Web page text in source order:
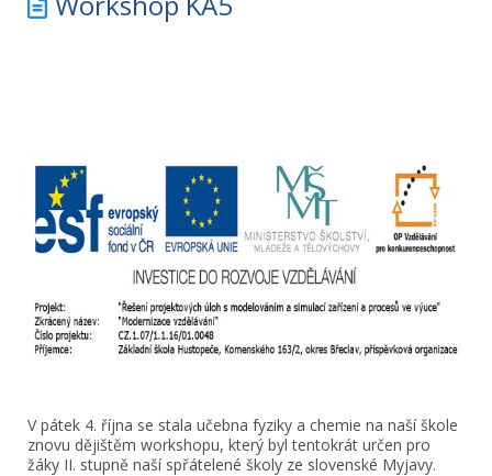
V pátek 4. října se stala učebna fyziky a chemie na naší škole
znovu dějištěm workshopu, který byl tentokrát určen pro
žáky II. stupně naší spřátelené školy ze slovenské Myjavy.